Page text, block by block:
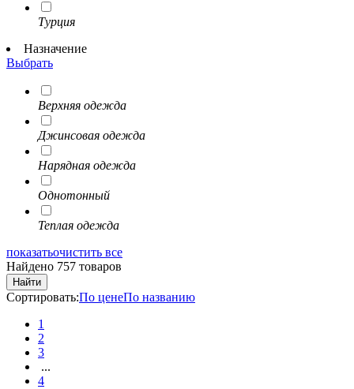
Турция
Назначение
Выбрать
Верхняя одежда
Джинсовая одежда
Нарядная одежда
Однотонный
Теплая одежда
показатьочистить все
Найдено 757 товаров
Найти
Сортировать:По ценеПо названию
1
2
3
...
4